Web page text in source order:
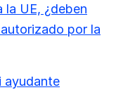
la UE, ¿deben
por la
ayudante